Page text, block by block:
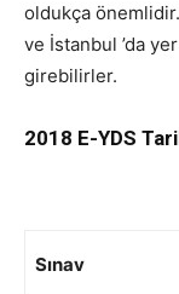
oldukça
ve İstanbul ’da
girebilirler.
2018 E-YDS
Sınav